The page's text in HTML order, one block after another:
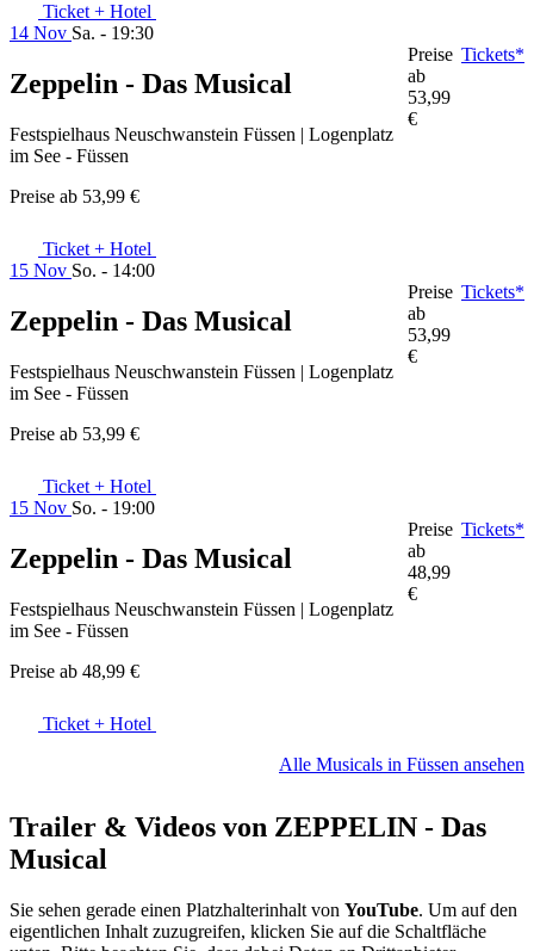
Ticket + Hotel
14 Nov Sa. - 19:30
Zeppelin - Das Musical
Festspielhaus Neuschwanstein Füssen | Logenplatz
im See - Füssen
Preise ab 53,99 €
Preise
ab
53,99
€
Tickets*
Ticket + Hotel
15 Nov So. - 14:00
Zeppelin - Das Musical
Festspielhaus Neuschwanstein Füssen | Logenplatz
im See - Füssen
Preise ab 53,99 €
Preise
ab
53,99
€
Tickets*
Ticket + Hotel
15 Nov So. - 19:00
Zeppelin - Das Musical
Festspielhaus Neuschwanstein Füssen | Logenplatz
im See - Füssen
Preise ab 48,99 €
Preise
ab
48,99
€
Tickets*
Ticket + Hotel
Alle Musicals in Füssen ansehen
Trailer & Videos von ZEPPELIN - Das
Musical
Sie sehen gerade einen Platzhalterinhalt von YouTube. Um auf den
eigentlichen Inhalt zuzugreifen, klicken Sie auf die Schaltfläche